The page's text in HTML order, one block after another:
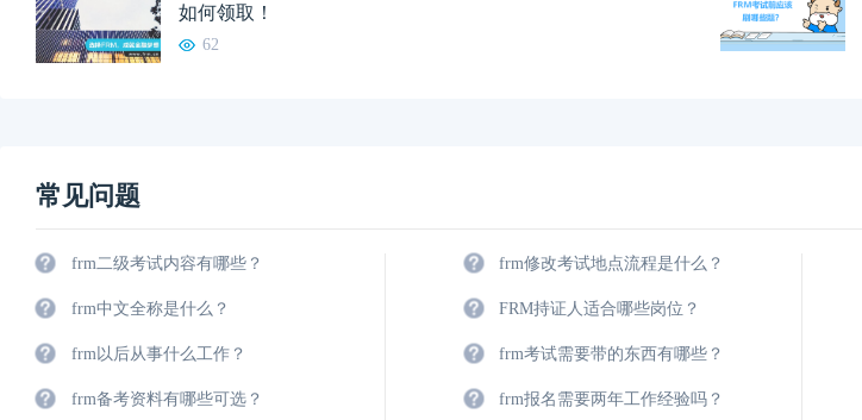
如何领取！
62
常见问题
frm二级考试内容有哪些？
frm中文全称是什么？
frm以后从事什么工作？
frm备考资料有哪些可选？
frm修改考试地点流程是什么？
FRM持证人适合哪些岗位？
frm考试需要带的东西有哪些？
frm报名需要两年工作经验吗？